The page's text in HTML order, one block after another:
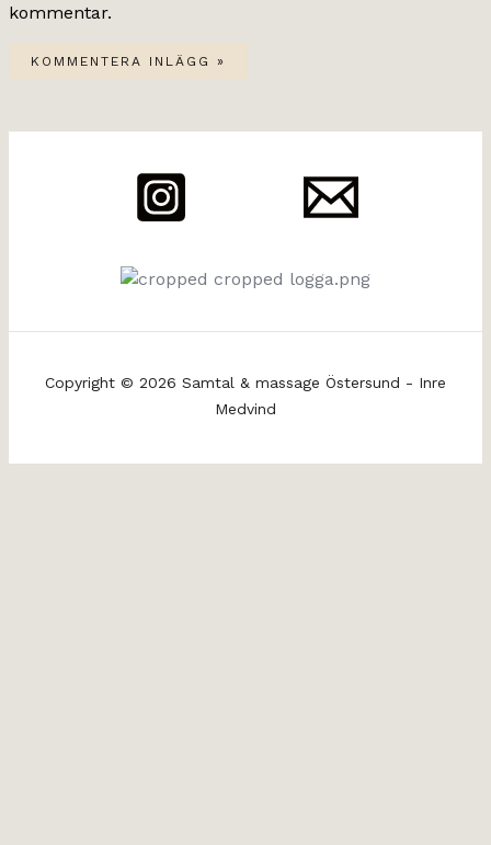
kommentar.
Copyright © 2026 Samtal & massage Östersund - Inre
Medvind